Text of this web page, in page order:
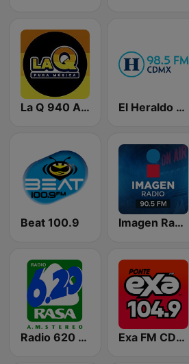
La Q 940 AM El Heraldo de México
Beat 100.9 Imagen Radio 90.5 FM
Radio 620 AM Exa FM CDMX